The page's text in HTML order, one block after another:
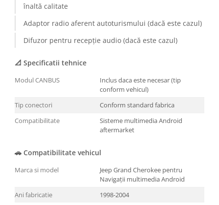
înaltă calitate
Adaptor radio aferent autoturismului (dacă este cazul)
Difuzor pentru recepție audio (dacă este cazul)
📐 Specificatii tehnice
Modul CANBUS
Inclus daca este necesar (tip
conform vehicul)
Tip conectori
Conform standard fabrica
Compatibilitate
Sisteme multimedia Android
aftermarket
🚗 Compatibilitate vehicul
Marca si model
Jeep Grand Cherokee pentru
Navigații multimedia Android
Ani fabricatie
1998-2004